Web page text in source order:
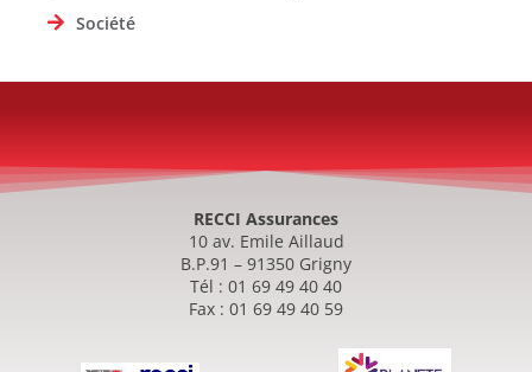
Société
RECCI Assurances
10 av. Emile Aillaud
B.P.91 – 91350 Grigny
Tél : 01 69 49 40 40
Fax : 01 69 49 40 59